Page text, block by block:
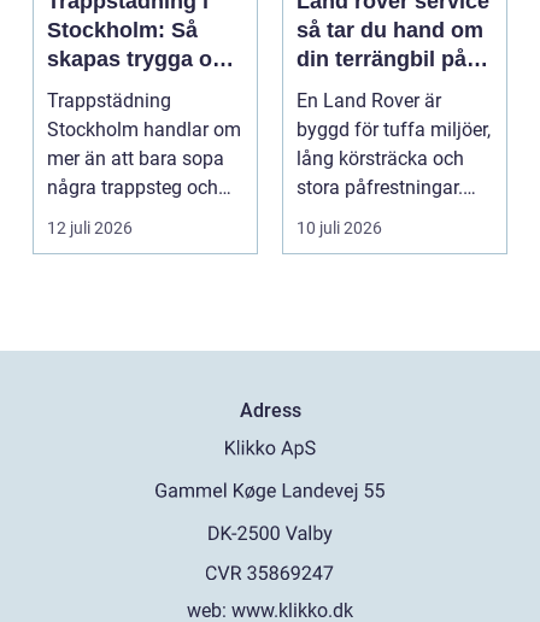
Stockholm: Så
skapas trygga och
trivsamma
trapphus
Trappstädning
Stockholm handlar om
mer än att bara sopa
några trappsteg och
torka en...
12 juli 2026
så tar du hand om
din terrängbil på
rätt sätt
En Land Rover är
byggd för tuffa miljöer,
lång körsträcka och
stora påfrestningar.
Samtidigt är det ...
10 juli 2026
Adress
web: www.klikko.dk